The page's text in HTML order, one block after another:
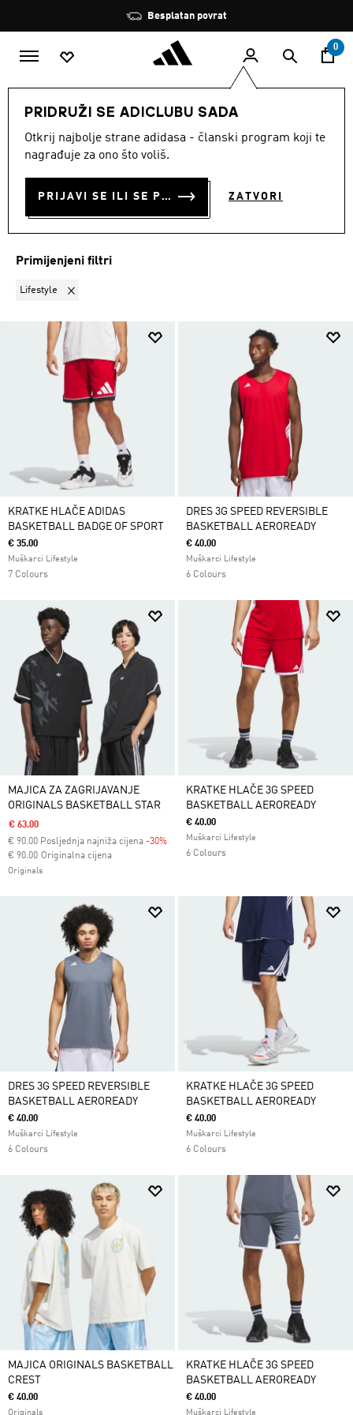
Zaustavi
rotaciju
Učlani se i ostvari 10 % popusta
0
PRIDRUŽI SE ADICLUBU SADA
Otkrij najbolje strane adidasa - članski program koji te
nagrađuje za ono što voliš.
PRIJAVI SE ILI SE PRIDRUŽI SADA ZATVORI
MUŠKARCI Sportovi Košarka Košarka Odjeća
LIFESTYLE·KOŠARKA
ODJEĆA
(40)
Filtriraj
Primijenjeni filtri
Lifestyle Ukloni filter Trenutno filtrirano prema SPORT: Lifestyle
KRATKE HLAČE ADIDAS
BASKETBALL BADGE OF SPORT
€ 35.00
Muškarci Lifestyle
7 Colours
DRES 3G SPEED REVERSIBLE
BASKETBALL AEROREADY
€ 40.00
Muškarci Lifestyle
6 Colours
MAJICA ZA ZAGRIJAVANJE
ORIGINALS BASKETBALL STAR
€ 63.00
€ 90.00 Posljednja najniža cijena -30%
Originalna cijena
Cijena umanjena od
€ 90.00za
Originals
KRATKE HLAČE 3G SPEED
BASKETBALL AEROREADY
€ 40.00
Muškarci Lifestyle
6 Colours
DRES 3G SPEED REVERSIBLE
BASKETBALL AEROREADY
€ 40.00
Muškarci Lifestyle
6 Colours
KRATKE HLAČE 3G SPEED
BASKETBALL AEROREADY
€ 40.00
Muškarci Lifestyle
6 Colours
MAJICA ORIGINALS BASKETBALL
CREST
€ 40.00
Originals
KRATKE HLAČE 3G SPEED
BASKETBALL AEROREADY
€ 40.00
Muškarci Lifestyle